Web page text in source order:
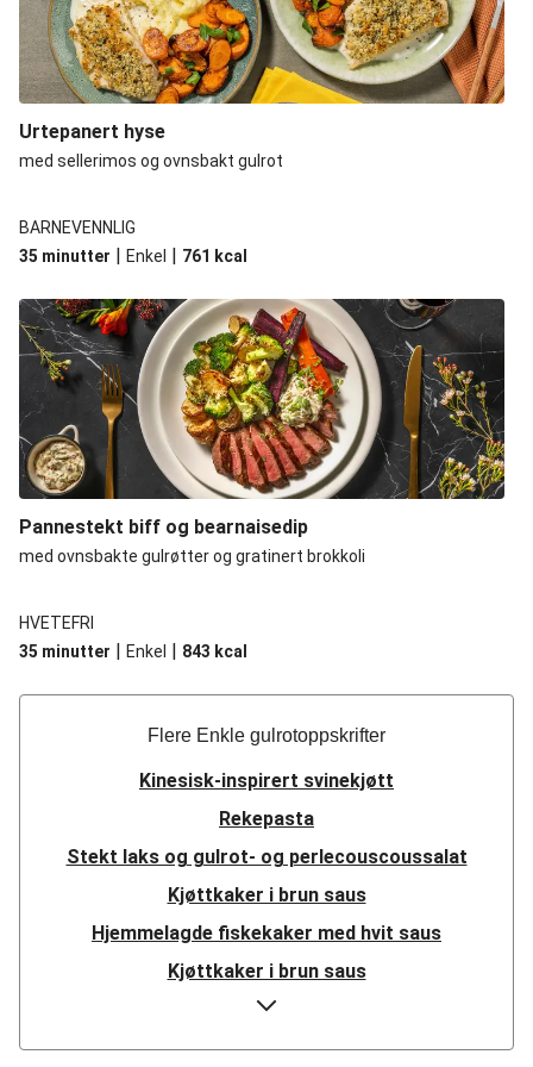
Urtepanert hyse
med sellerimos og ovnsbakt gulrot
BARNEVENNLIG
35 minutter | Enkel | 761 kcal
Pannestekt biff og bearnaisedip
med ovnsbakte gulrøtter og gratinert brokkoli
HVETEFRI
35 minutter | Enkel | 843 kcal
Flere Enkle gulrotoppskrifter
Kinesisk-inspirert svinekjøtt
Rekepasta
Stekt laks og gulrot- og perlecouscoussalat
Kjøttkaker i brun saus
Hjemmelagde fiskekaker med hvit saus
Kjøttkaker i brun saus
Pannestekt storfemørbrad og estragondipp
Hjemmelagde fiskekaker med hvit saus